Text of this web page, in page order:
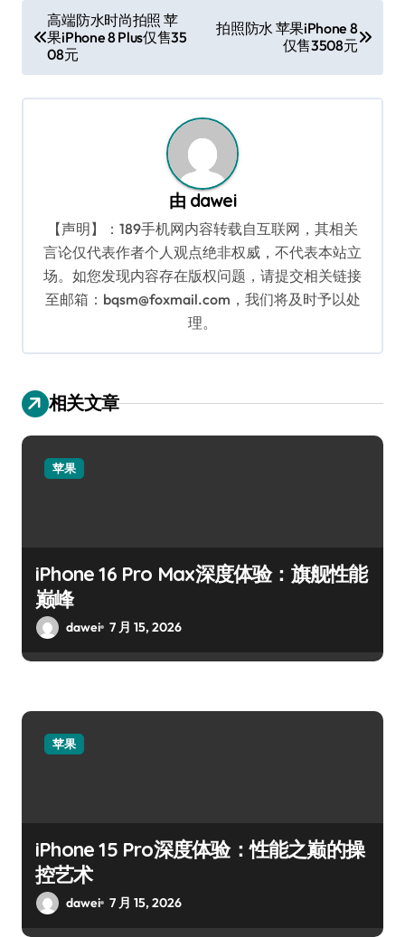
章
导
航
高端防水时尚拍照 苹
果iPhone 8 Plus仅售35
08元
拍照防水 苹果iPhone 8
仅售3508元
由 dawei
【声明】：189手机网内容转载自互联网，其相关
言论仅代表作者个人观点绝非权威，不代表本站立
场。如您发现内容存在版权问题，请提交相关链接
至邮箱：bqsm@foxmail.com，我们将及时予以处
理。
相关文章
苹果
iPhone 16 Pro Max深度体验：旗舰性能
巅峰
dawei 7 月 15, 2026
苹果
iPhone 15 Pro深度体验：性能之巅的操
控艺术
dawei 7 月 15, 2026